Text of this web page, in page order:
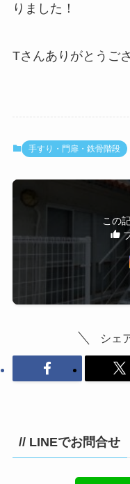
りました！
Tさんありがとうご
手すり・門扉・鉄骨階段
この
シェ
// LINEでお問合せ